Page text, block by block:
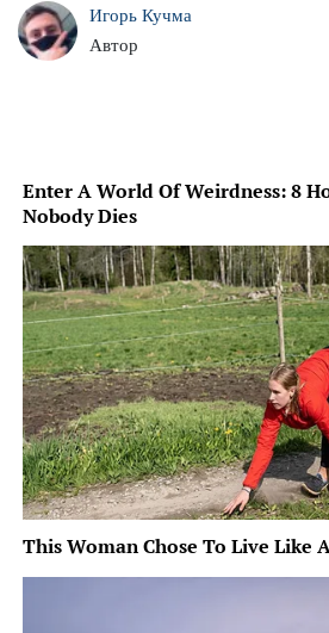
Игорь Кучма
Автор